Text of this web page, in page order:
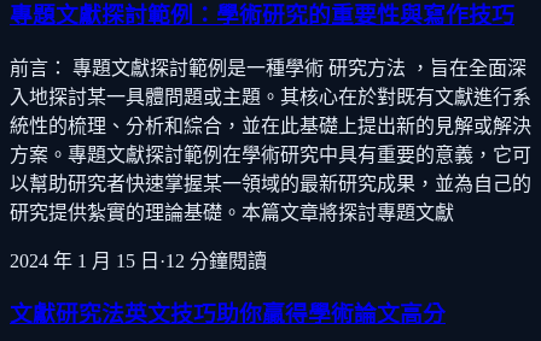
專題文獻探討範例：學術研究的重要性與寫作技巧
前言： 專題文獻探討範例是一種學術 研究方法 ，旨在全面深
入地探討某一具體問題或主題。其核心在於對既有文獻進行系
統性的梳理、分析和綜合，並在此基礎上提出新的見解或解決
方案。專題文獻探討範例在學術研究中具有重要的意義，它可
以幫助研究者快速掌握某一領域的最新研究成果，並為自己的
研究提供紮實的理論基礎。本篇文章將探討專題文獻
2024 年 1 月 15 日 ·12 分鐘閱讀
文獻研究法英文技巧助你贏得學術論文高分